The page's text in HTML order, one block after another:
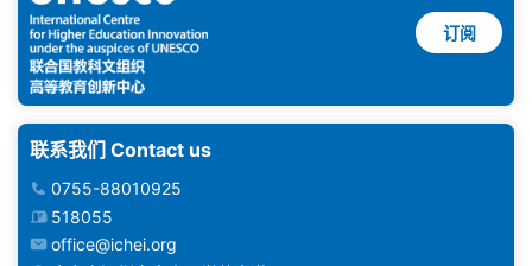
订阅
联系我们 Contact us
0755-88010925
518055
office@ichei.org